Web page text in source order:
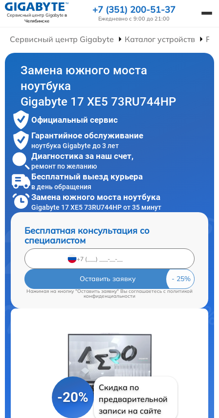
Сервисный центр Gigabyteв
Челябинске
+7 (351) 200-51-37
Ежедневно с 9:00 до 21:00
Сервисный центр Gigabyte Каталог устройств
Замена южного моста
ноутбука
Gigabyte 17 XE5 73RU744HP
Официальный сервис
Гарантийное обслуживание
ноутбука Gigabyte до 3 лет
Диагностика за наш счет,
ремонт по желанию
Бесплатный выезд курьера
в день обращения
Замена южного моста ноутбука
Gigabyte 17 XE5 73RU744HP от 35 минут
Бесплатная консультация со
специалистом
Оставить заявку
Нажимая на кнопку "Оставить заявку" Вы соглашаетесь c политикой
конфиденциальности
-20%
Скидка по
предварительной
записи на сайте